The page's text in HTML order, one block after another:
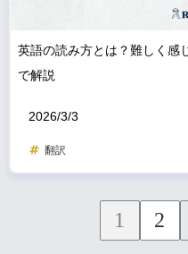
英語の読み方とは？難しく感
で解説
2026/3/3
翻訳
1 2